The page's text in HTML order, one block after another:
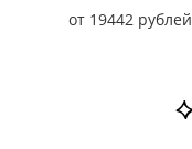
от 19442 рублей